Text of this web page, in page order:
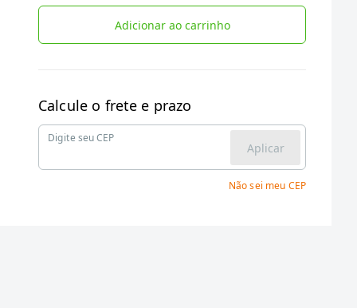
Adicionar ao carrinho
Calcule o frete e prazo
Digite seu CEP
Aplicar
Não sei meu CEP